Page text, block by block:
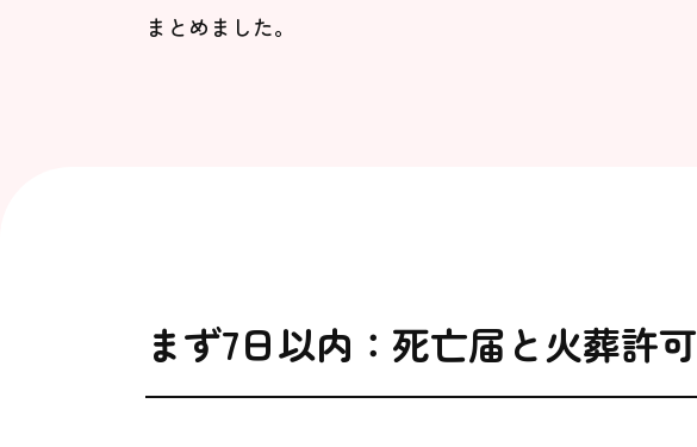
まとめました。
まず7日以内：死亡届と火葬許可